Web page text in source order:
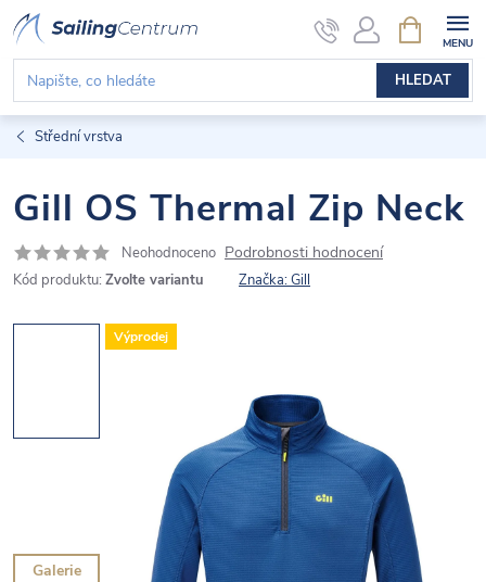
Přejít
na
obsah
HLEDAT
NÁKUPNÍ
KOŠÍK
Střední vrstva
Gill OS Thermal Zip Neck
Neohodnoceno Podrobnosti hodnocení
Kód produktu: Zvolte variantu Značka:Gill
Výprodej
Galerie